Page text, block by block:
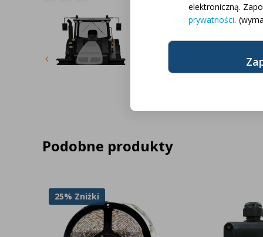
ciągników
Podobne produkty
25% Zniżki
elektroniczną.
prywatności.